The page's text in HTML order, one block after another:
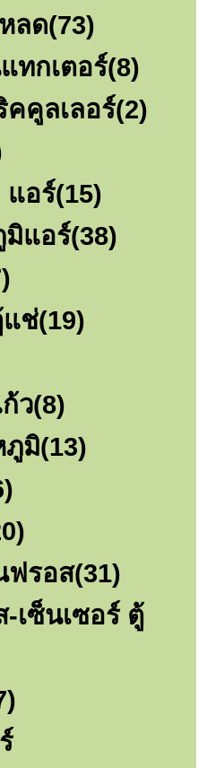
ลด(73)
ทกเตอร์(8)
คคูลเลอร์(2)
แอร์(15)
มิแอร์(38)
แช่(19)
ว(8)
มิ(13)
ฟรอส(31)
เซ็นเซอร์ ตู้